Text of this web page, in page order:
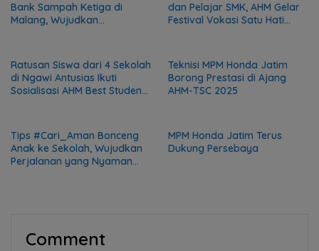
Bank Sampah Ketiga di
Malang, Wujudkan
dan Pelajar SMK, AHM Gelar
Festival Vokasi Satu Hati
Ratusan Siswa dari 4 Sekolah
di Ngawi Antusias Ikuti
Sosialisasi AHM Best Student
Teknisi MPM Honda Jatim
Borong Prestasi di Ajang
AHM-TSC 2025
Tips #Cari_Aman Bonceng
Anak ke Sekolah, Wujudkan
Perjalanan yang Nyaman
MPM Honda Jatim Terus
Dukung Persebaya
Comment